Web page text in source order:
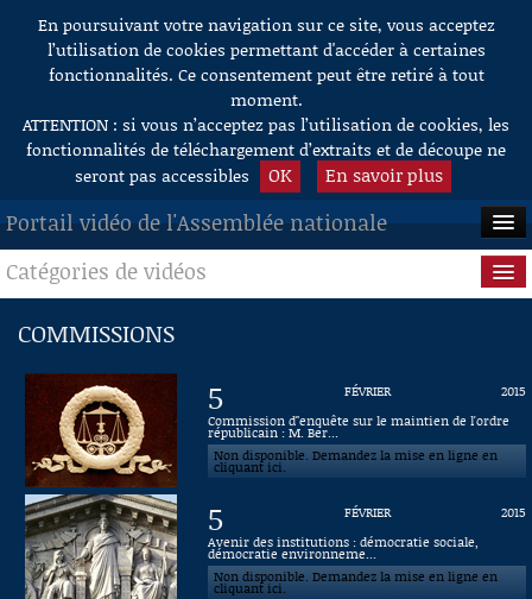
Aller au contenu
En poursuivant votre navigation sur ce site, vous acceptez
l’utilisation de cookies permettant d'accéder à certaines
fonctionnalités. Ce consentement peut être retiré à tout
moment.
ATTENTION : si vous n’acceptez pas l’utilisation de cookies, les
fonctionnalités de téléchargement d’extraits et de découpe ne
seront pas accessibles
OK En savoir plus
Portail vidéo de l'Assemblée nationale
ACCUEIL
EN DIRECT
À LA DEMANDE
RECHERCHE
AIDE À LA DÉCOUPE
DE VIDÉOS
Catégories de vidéos
Questions au Gouvernement
Commissions
Présidence
Évènements
Connaissance, Histoire
COMMISSIONS
5 FÉVRIER
2015
Commission d"enquête sur le maintien de l'ordre
républicain : M. Ber...
Non disponible. Demandez la mise en ligne en
cliquant ici.
5 FÉVRIER
2015
Avenir des institutions : démocratie sociale,
démocratie environneme...
Non disponible. Demandez la mise en ligne en
cliquant ici.